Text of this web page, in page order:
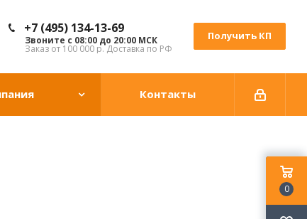
+7 (495) 134-13-69
Звоните с 08:00 до 20:00 МСК
Заказ от 100 000 р. Доставка по РФ
Получить КП
Контакты
0